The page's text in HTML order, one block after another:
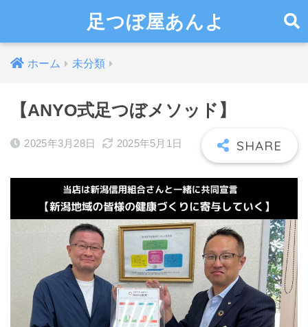
足つぼ屋あんよ
ホーム 未分類
【ANYO式足つぼメソッド】
2025年3月28日 2025年5月1日